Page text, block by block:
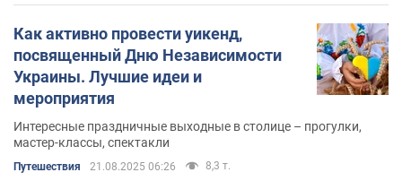
Как активно провести уикенд,
посвященный Дню Независимости
Украины. Лучшие идеи и
мероприятия
Интересные праздничные выходные в столице – прогулки,
мастер-классы, спектакли
Путешествия 21.08.2025 06:26 8,3 т.